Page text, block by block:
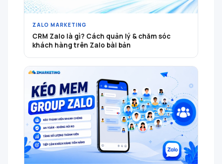
ZALO MARKETING
CRM Zalo là gì? Cách quản lý & chăm sóc
khách hàng trên Zalo bài bản